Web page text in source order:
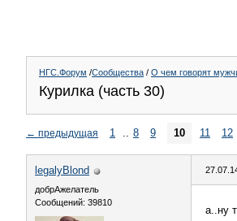
НГС.Форум /Сообщества / О чем говорят
Курилка (часть 30)
← предыдущая 1 .. 8 9 10 11 12
legalyBlond
добрАжелатель
Сообщений: 39810
а..ну